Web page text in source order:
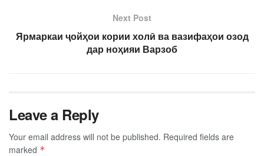
Next Post
Ярмаркаи ҷойҳои кории холӣ ва вазифаҳои озод
дар ноҳияи Варзоб
Leave a Reply
Your email address will not be published. Required fields are
marked *